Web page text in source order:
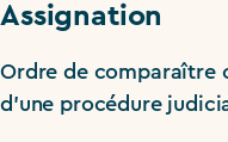
Assignation
Ordre de comparaître
d’une procédure